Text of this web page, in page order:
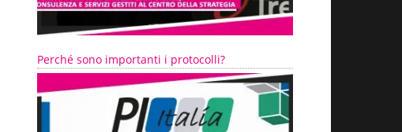
Perché sono importanti i protocolli?